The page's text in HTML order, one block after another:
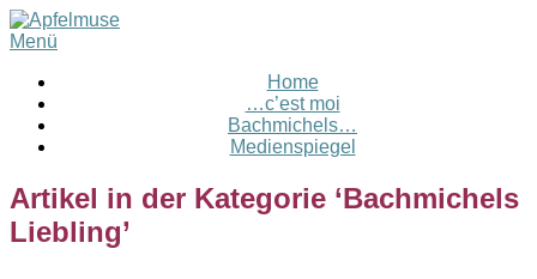
Menü
Home
…c’est moi
Bachmichels…
Medienspiegel
Artikel in der Kategorie ‘Bachmichels
Liebling’